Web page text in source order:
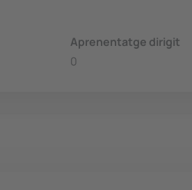
Aprenentatge dirigit
0